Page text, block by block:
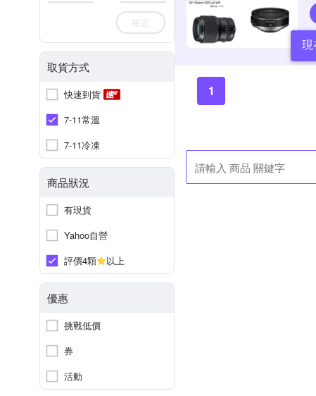
確定
取貨方式
快速到貨
7-11常溫
7-11冷凍
商品狀況
有現貨
Yahoo自營
評價4顆
以上
優惠
挑戰低價
券
活動
現
1